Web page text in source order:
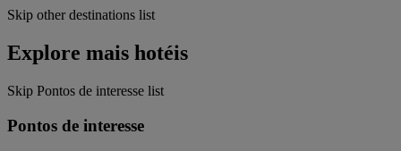
Skip other destinations list
Explore mais hotéis
Skip Pontos de interesse list
Pontos de interesse